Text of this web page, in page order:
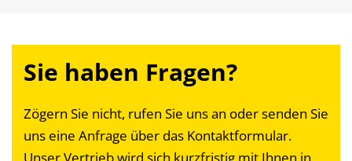
Sie haben Fragen?
Zögern Sie nicht, rufen Sie uns an oder senden Sie
uns eine Anfrage über das Kontaktformular.
Unser Vertrieb wird sich kurzfristig mit Ihnen in